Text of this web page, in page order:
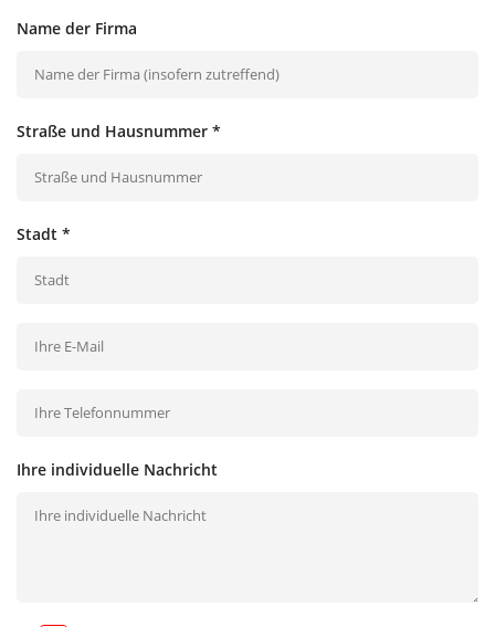
Name der Firma
Straße und Hausnummer *
Stadt *
Ihre individuelle Nachricht